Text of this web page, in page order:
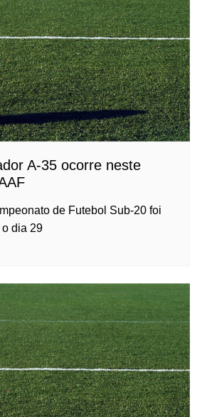
A-35 ocorre neste
de Futebol Sub-20 foi
dia 29